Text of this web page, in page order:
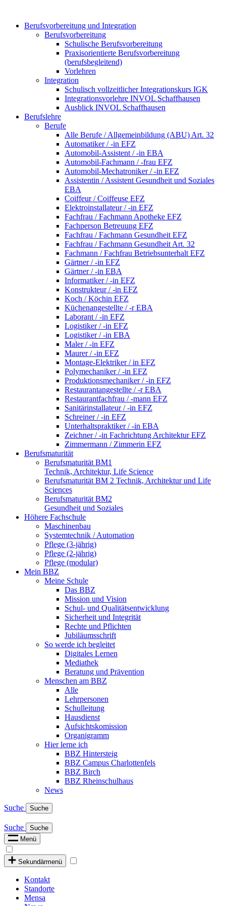
Berufsvorbereitung und Integration
Berufsvorbereitung
Schulische Berufsvorbereitung
Praxisorientierte Berufsvorbereitung
(berufsbegleitend)
Vorlehren
Integration
Schulisch vollzeitlicher Integrationskurs IGK
Integrationsvorlehre INVOL Schaffhausen
Ausblick INVOL Schaffhausen
Berufslehre
Berufe
Alle Berufe / Allgemeinbildung (ABU) Art. 32
Automatiker / -in EFZ
Automobil-Assistent / -in EBA
Automobil-Fachmann / -frau EFZ
Automobil-Mechatroniker / -in EFZ
Assistentin / Assistent Gesundheit und Soziales
EBA
Coiffeur / Coiffeuse EFZ
Elektroinstallateur / -in EFZ
Fachfrau / Fachmann Apotheke EFZ
Fachperson Betreuung EFZ
Fachfrau / Fachmann Gesundheit EFZ
Fachfrau / Fachmann Gesundheit Art. 32
Fachmann / Fachfrau Betriebsunterhalt EFZ
Gärtner / -in EFZ
Gärtner / -in EBA
Informatiker / -in EFZ
Konstrukteur / -in EFZ
Koch / Köchin EFZ
Küchenangestellte / -r EBA
Laborant / -in EFZ
Logistiker / -in EFZ
Logistiker / -in EBA
Maler / -in EFZ
Maurer / -in EFZ
Montage-Elektriker / in EFZ
Polymechaniker / -in EFZ
Produktionsmechaniker / -in EFZ
Restaurantangestellte / -r EBA
Restaurantfachfrau / -mann EFZ
Sanitärinstallateur / -in EFZ
Schreiner / -in EFZ
Unterhaltspraktiker / -in EBA
Zeichner / -in Fachrichtung Architektur EFZ
Zimmermann / Zimmerin EFZ
Berufsmaturität
Berufsmaturität BM1
Technik, Architektur, Life Science
Berufsmaturität BM 2 Technik, Architektur und Life
Sciences
Berufsmaturität BM2
Gesundheit und Soziales
Höhere Fachschule
Maschinenbau
Systemtechnik / Automation
Pflege (3-jährig)
Pflege (2-jährig)
Pflege (modular)
Mein BBZ
Meine Schule
Das BBZ
Mission und Vision
Schul- und Qualitätsentwicklung
Sicherheit und Integrität
Rechte und Pflichten
Jubiläumsschrift
So werde ich begleitet
Digitales Lernen
Mediathek
Beratung und Prävention
Menschen am BBZ
Alle
Lehrpersonen
Schulleitung
Hausdienst
Aufsichtskomission
Organigramm
Hier lerne ich
BBZ Hintersteig
BBZ Campus Charlottenfels
BBZ Birch
BBZ Rheinschulhaus
News
Suche Suche
Suche
Suche
Menü
Sekundärmenü
Kontakt
Standorte
Mensa